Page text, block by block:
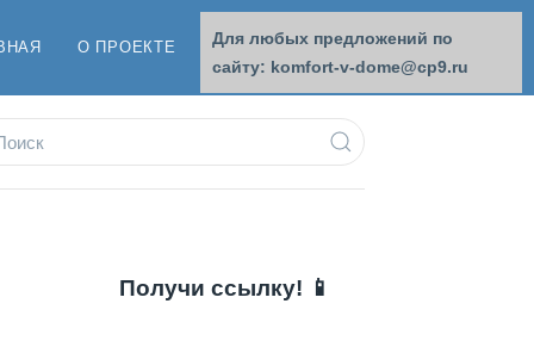
О ПРОЕКТЕ ОБРАТНАЯ СВЯЗЬ
Получи ссылку! 📱
Для любых предложений по
сайту: komfort-v-dome@cp9.ru